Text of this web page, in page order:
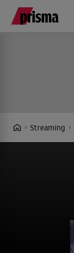
Streaming